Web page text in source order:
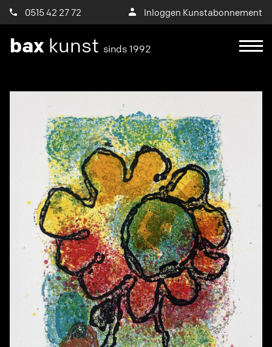
0515 42 27 72 Inloggen Kunstabonnement
bax kunst sinds 1992